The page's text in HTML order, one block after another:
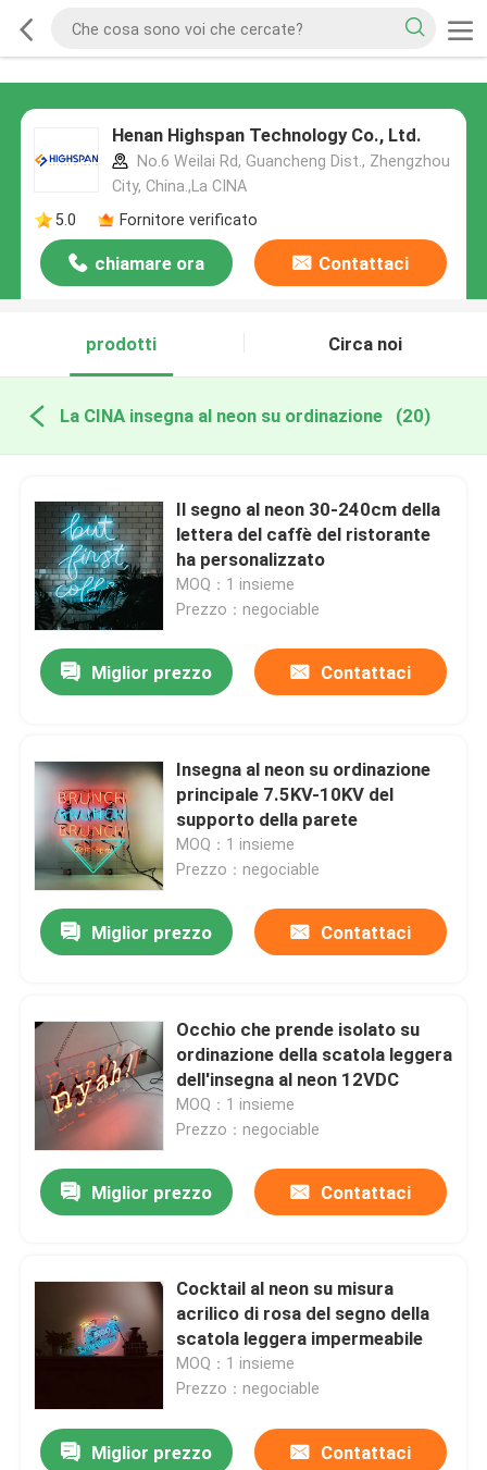
Henan Highspan Technology Co., Ltd.
No.6 Weilai Rd, Guancheng Dist., Zhengzhou
City, China.,La CINA
5.0
Fornitore verificato
chiamare ora Contattaci
prodotti Circa noi
La CINA insegna al neon su ordinazione (20)
Il segno al neon 30-240cm della
lettera del caffè del ristorante
ha personalizzato
MOQ：1 insieme
Prezzo：negociable
Miglior prezzo Contattaci
Insegna al neon su ordinazione
principale 7.5KV-10KV del
supporto della parete
MOQ：1 insieme
Prezzo：negociable
Miglior prezzo Contattaci
Occhio che prende isolato su
ordinazione della scatola leggera
dell'insegna al neon 12VDC
MOQ：1 insieme
Prezzo：negociable
Miglior prezzo Contattaci
Cocktail al neon su misura
acrilico di rosa del segno della
scatola leggera impermeabile
MOQ：1 insieme
Prezzo：negociable
Miglior prezzo Contattaci